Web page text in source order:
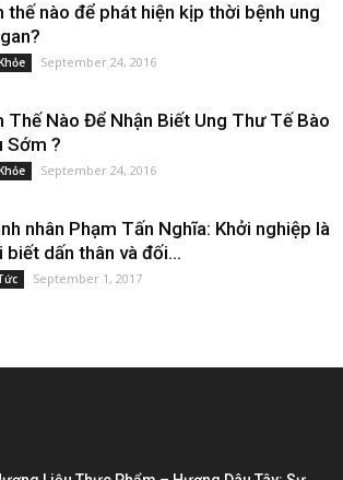
thế nào để phát hiện kịp thời bệnh ung
September 24, 2016
Thế Nào Để Nhận Biết Ung Thư Tế Bào
Sớm ?
September 24, 2016
nhân Phạm Tấn Nghĩa: Khởi nghiệp là
biết dấn thân và đối...
September 1, 2017